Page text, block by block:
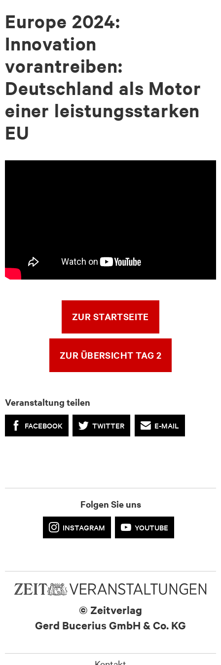
zum
Seiteninhalt
zum
Footer-
Menü
Europe 2024:
Innovation
vorantreiben:
Deutschland als Motor
einer leistungsstarken
EU
ZUR STARTSEITE
ZUR ÜBERSICHT TAG 2
Veranstaltung teilen
FACEBOOK TWITTER E-MAIL
Folgen Sie uns
INSTAGRAM YOUTUBE
© Zeitverlag
Gerd Bucerius GmbH & Co. KG